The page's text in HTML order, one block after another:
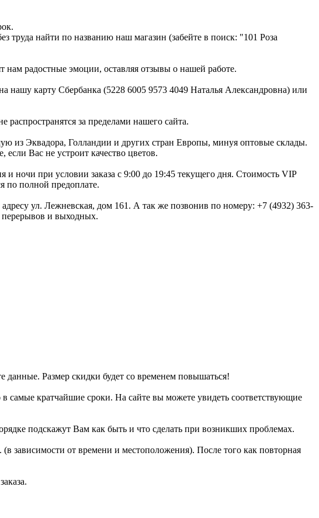
найти по названию наш магазин (забейте в поиск: "101 Роза
радостные эмоции, оставляя отзывы о нашей работе.
нашу карту Сбербанка (5228 6005 9573 4049 Наталья Александровна) или
за пределами нашего сайта.
из Эквадора, Голландии и других стран Европы, минуя оптовые склады.
Вас не устроит качество цветов.
ночи при условии заказа с 9:00 до 19:45 текущего дня. Стоимость VIP
по полной предоплате.
ул. Лежневская, дом 161. А так же позвонив по номеру: +7 (4932) 363-
перерывов и выходных.
Размер скидки будет со временем повышаться!
кратчайшие сроки. На сайте вы можете увидеть соответствующие
подскажут Вам как быть и что сделать при возникших проблемах.
зависимости от времени и местоположения). После того как повторная